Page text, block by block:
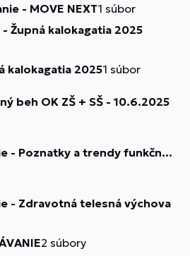
- MOVE NEXT1 súbor
Župná kalokagatia 2025
kalokagatia 20251 súbor
beh OK ZŠ + SŠ - 10.6.2025
Inovačné vzdelávanie - Poznatky a trendy funkčného tréningu 2
- Zdravotná telesná výchova
2 súbory